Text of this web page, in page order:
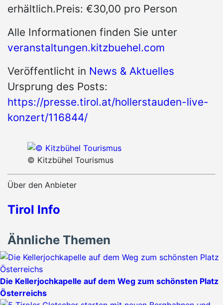
erhältlich.Preis: €30,00 pro Person
Alle Informationen finden Sie unter
veranstaltungen.kitzbuehel.com
Veröffentlicht in News & Aktuelles
Ursprung des Posts:
https://presse.tirol.at/hollerstauden-live-
konzert/116844/
© Kitzbühel Tourismus
Über den Anbieter
Tirol Info
Ähnliche Themen
Die Kellerjochkapelle auf dem Weg zum schönsten Platz
Österreichs